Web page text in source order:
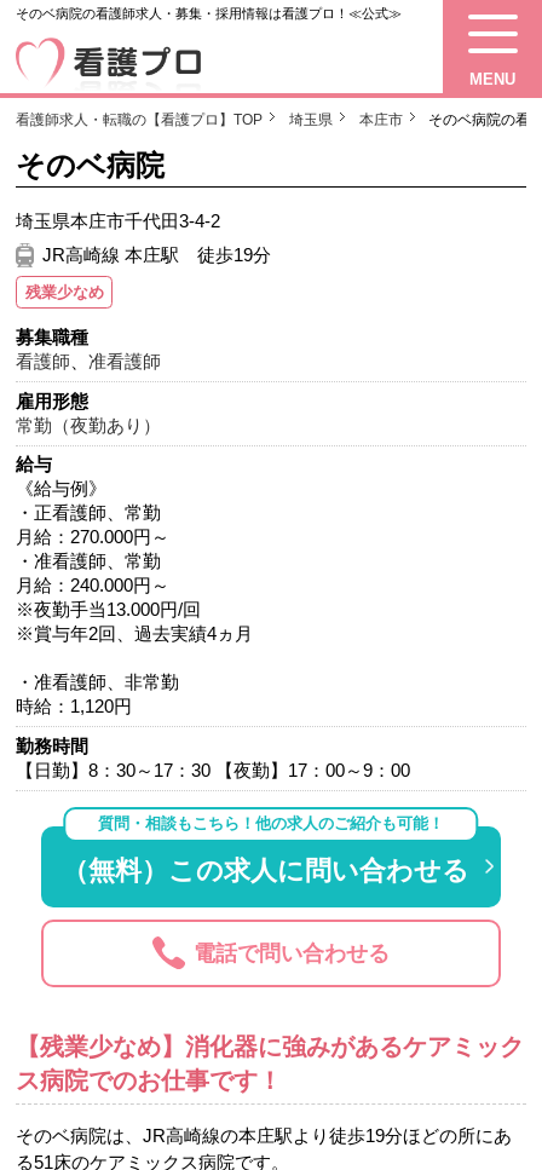
そのベ病院の看護師求人・募集・採用情報は看護プロ！≪公式≫
MENU
看護師求人・転職の【看護プロ】TOP 埼玉県 本庄市 そのベ病院の看
そのベ病院
埼玉県本庄市千代田3-4-2
JR高崎線 本庄駅 徒歩19分
残業少なめ
募集職種
看護師 、准看護師
雇用形態
常勤（夜勤あり）
給与
《給与例》
・正看護師、常勤
月給：270.000円～
・准看護師、常勤
月給：240.000円～
※夜勤手当13.000円/回
※賞与年2回、過去実績4ヵ月
・准看護師、非常勤
時給：1,120円
勤務時間
【日勤】8：30～17：30 【夜勤】17：00～9：00
質問・相談もこちら！他の求人のご紹介も可能！
（無料）この求人に問い合わせる
電話で問い合わせる
【残業少なめ】消化器に強みがあるケアミック
ス病院でのお仕事です！
そのベ病院は、JR高崎線の本庄駅より徒歩19分ほどの所にあ
る51床のケアミックス病院です。